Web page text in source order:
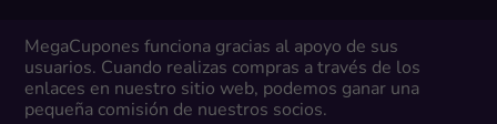
MegaCupones funciona gracias al apoyo de sus
usuarios. Cuando realizas compras a través de los
enlaces en nuestro sitio web, podemos ganar una
pequeña comisión de nuestros socios.